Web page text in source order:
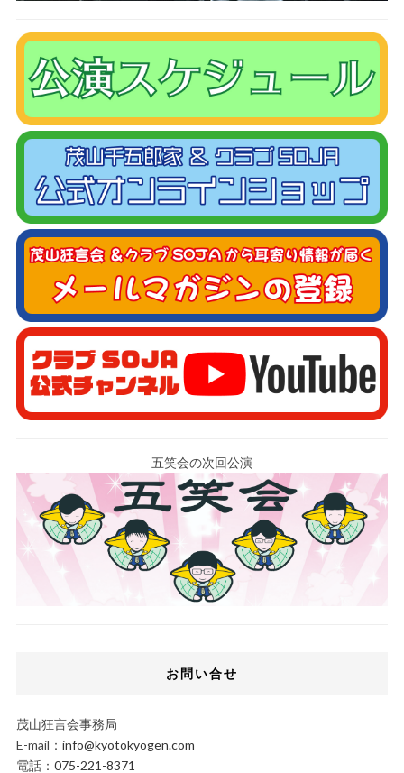
五笑会の次回公演
お問い合せ
茂山狂言会事務局
E-mail： info@kyotokyogen.com
電話： 075-221-8371